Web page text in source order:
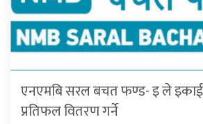
एनएमबि सरल बचत फण्ड- इ ले
प्रतिफल वितरण गर्ने